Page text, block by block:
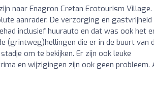
naar Enagron Cretan Ecotourism
aanrader. De verzorging en
inclusief huurauto en dat was ook het
(grintweg)hellingen die er in de buurt van
om te bekijken. Er zijn ook leuke
en wijzigingen zijn ook geen probleem.